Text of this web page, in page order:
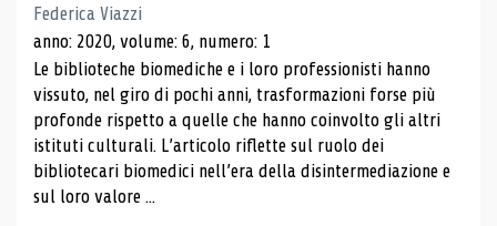
Federica Viazzi
anno: 2020, volume: 6, numero: 1
Le biblioteche biomediche e i loro professionisti hanno
vissuto, nel giro di pochi anni, trasformazioni forse più
profonde rispetto a quelle che hanno coinvolto gli altri
istituti culturali. L’articolo riflette sul ruolo dei
bibliotecari biomedici nell’era della disintermediazione e
sul loro valore ...